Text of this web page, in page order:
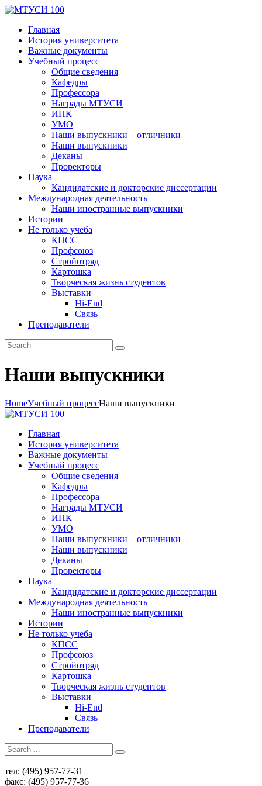
Главная
История университета
Важные документы
Учебный процесс
Общие сведения
Кафедры
Профессора
Награды МТУСИ
ИПК
УМО
Наши выпускники – отличники
Наши выпускники
Деканы
Проректоры
Наука
Кандидатские и докторские диссертации
Международная деятельность
Наши иностранные выпускники
Истории
Не только учеба
КПСС
Профсоюз
Стройотряд
Картошка
Творческая жизнь студентов
Выставки
Hi-End
Связь
Преподаватели
Наши выпускники
HomeУчебный процессНаши выпускники
Главная
История университета
Важные документы
Учебный процесс
Общие сведения
Кафедры
Профессора
Награды МТУСИ
ИПК
УМО
Наши выпускники – отличники
Наши выпускники
Деканы
Проректоры
Наука
Кандидатские и докторские диссертации
Международная деятельность
Наши иностранные выпускники
Истории
Не только учеба
КПСС
Профсоюз
Стройотряд
Картошка
Творческая жизнь студентов
Выставки
Hi-End
Связь
Преподаватели
тел: (495) 957-77-31
факс: (495) 957-77-36